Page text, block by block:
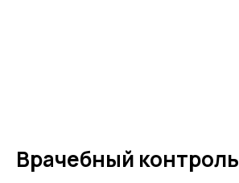
Врачебный контроль